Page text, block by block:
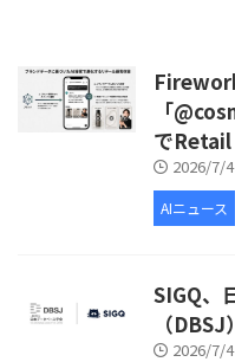
「
で
2026/7/4
AIニュース
SIGQ、
（
2026/7/4